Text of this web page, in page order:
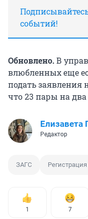
событий!
Обновлено.В
влюбленных еще
подать заявления
что 23 пары на
Елизавета
Редактор
ЗАГС
1 7